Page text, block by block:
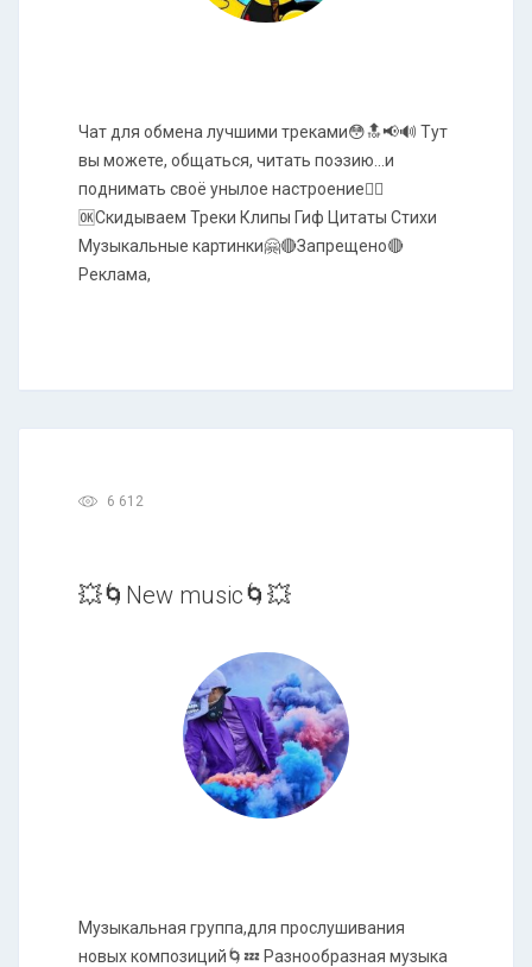
Чат для обмена лучшими треками😳🔝📢🔊 Тут
вы можете, общаться, читать поэзию...и
поднимать своё унылое настроение🤸‍♀️
🆗Скидываем Треки Клипы Гиф Цитаты Стихи
Музыкальные картинки🤗🔴Запрещено🔴
Реклама,
6 612
💥🌀New music🌀💥
Музыкальная группа,для прослушивания
новых композиций🌀💤 Разнообразная музыка